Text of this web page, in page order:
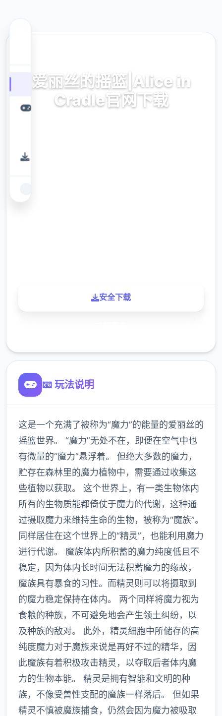
爱丽丝的摇篮|Alice in
Cradle官网下载
安全下载
📧 玩法说明
这是一个充满了被称为“魔力”的能量的爱丽丝的
摇篮世界。 “魔力”无处不在，即便在空气中也
有微量的“魔力”悬浮着。 但绝大多数的魔力，
贮存在森林里的魔力植物中，需要通过收集这
些植物以获取。 这个世界上，有一类生物体内
所有的生物质能都倚仗于魔力的代谢，这种通
过摄取魔力来维持生命的生物，被称为“魔族”。
同样居住在这个世界上的“精灵”，也能利用魔力
进行代谢。 魔族体内所积蓄的魔力纯度低且不
稳定，因为体内长时间无法积蓄魔力的缘故，
魔族具有暴食的习性。而精灵则可以将摄取到
的魔力稳定保持在体内。 两个同样将魔力视为
食粮的种族，不可避免地会产生领土纠纷，以
及种族的敌对。 此外，精灵细胞中所储存的高
纯度魔力对于魔族来说是再好不过的精华，因
此魔族有着积极攻击精灵，以夺取后者体内魔
力的生物本能。 精灵是拥有智能和文明的种
族，不像受兽性支配的魔族一样落后。 但如果
精灵不慎被魔族捕食，仍然会因为魔力被吸取